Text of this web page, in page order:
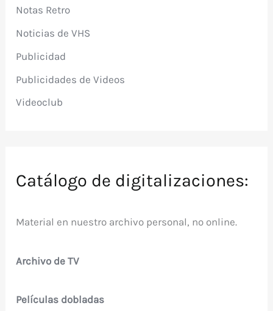
Notas Retro
Noticias de VHS
Publicidad
Publicidades de Videos
Videoclub
Catálogo de digitalizaciones:
Material en nuestro archivo personal, no online.
Archivo de TV
Películas dobladas